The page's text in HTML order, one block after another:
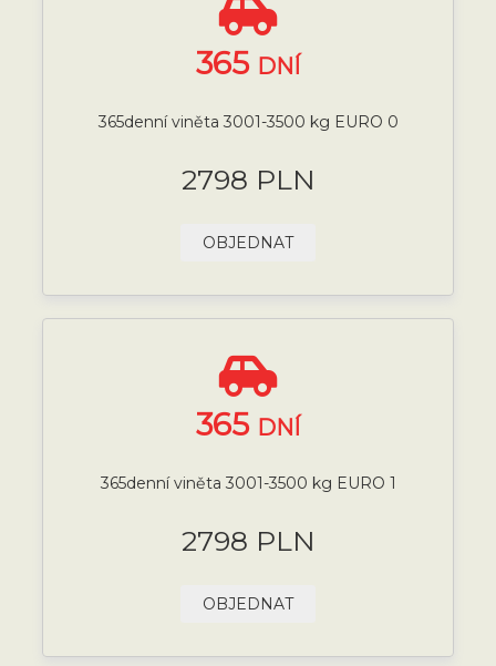
365 DNÍ
365denní viněta 3001-3500 kg EURO 0
2798 PLN
OBJEDNAT
365 DNÍ
365denní viněta 3001-3500 kg EURO 1
2798 PLN
OBJEDNAT